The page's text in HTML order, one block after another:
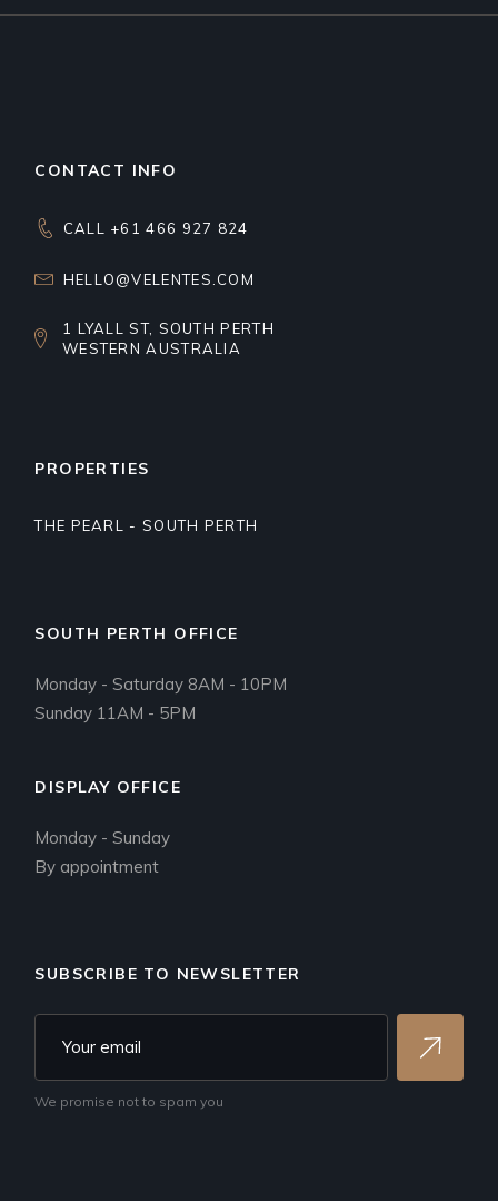
CONTACT INFO
CALL +61 466 927 824
HELLO@VELENTES.COM
1 LYALL ST, SOUTH PERTH
WESTERN AUSTRALIA
PROPERTIES
THE PEARL - SOUTH PERTH
SOUTH PERTH OFFICE
Monday - Saturday 8AM - 10PM
Sunday 11AM - 5PM
DISPLAY OFFICE
Monday - Sunday
By appointment
SUBSCRIBE TO NEWSLETTER
We promise not to spam you